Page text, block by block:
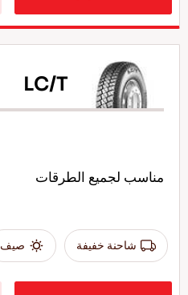
LC/T
مناسب لجميع الطرقات
شاحنة خفيفة صيف